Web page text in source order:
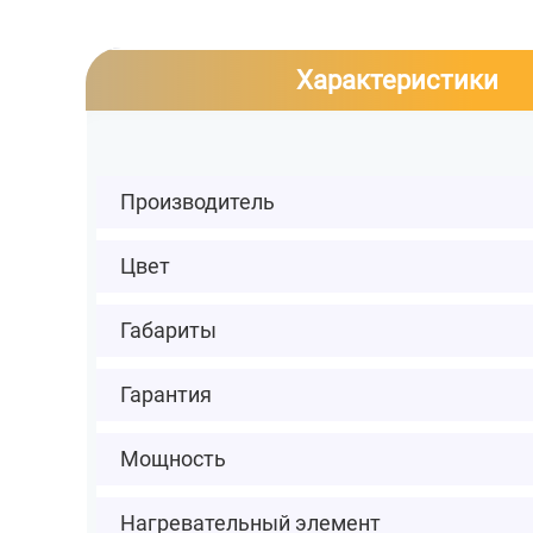
Характеристики
Производитель
Цвет
Габариты
Гарантия
Мощность
Нагревательный элемент